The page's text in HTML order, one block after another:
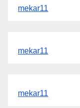
mekar11
mekar11
mekar11